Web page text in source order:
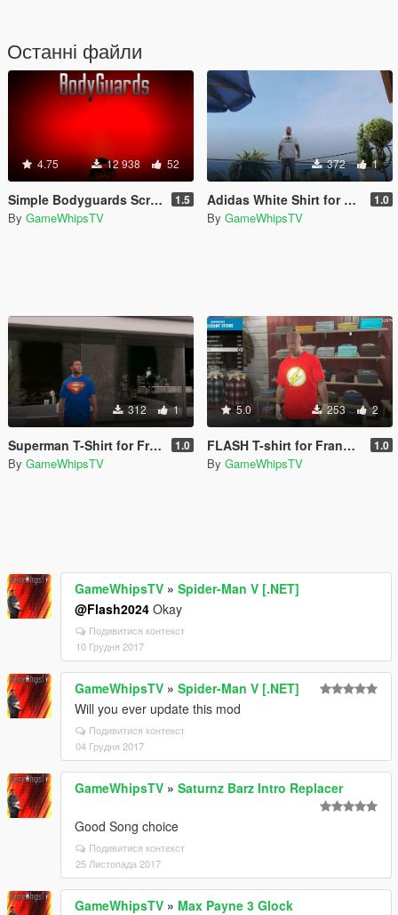
Останні файли
4.75 12 938 52
Simple Bodyguards Script (discontinued still works) 1.5
By GameWhipsTV
372 1
Adidas White Shirt for Franklin 1.0
By GameWhipsTV
312 1
Superman T-Shirt for Franklin 1.0
By GameWhipsTV
5.0 253 2
FLASH T-shirt for Franklin 1.0
By GameWhipsTV
GameWhipsTV » Spider-Man V [.NET]
@Flash2024 Okay
Подивитися контекст
10 Грудня 2017
GameWhipsTV » Spider-Man V [.NET]
Will you ever update this mod
Подивитися контекст
04 Грудня 2017
GameWhipsTV » Saturnz Barz Intro Replacer
Good Song choice
Подивитися контекст
25 Листопада 2017
GameWhipsTV » Max Payne 3 Glock